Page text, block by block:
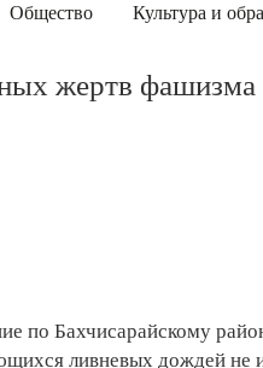
Общество Культура и
жертв фашизма
по Бахчисарайскому
ливневых дождей не